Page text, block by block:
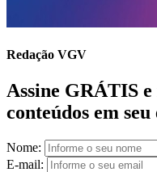
Redação VGV
Assine GRÁTIS e
conteúdos em
Nome:
E-mail: